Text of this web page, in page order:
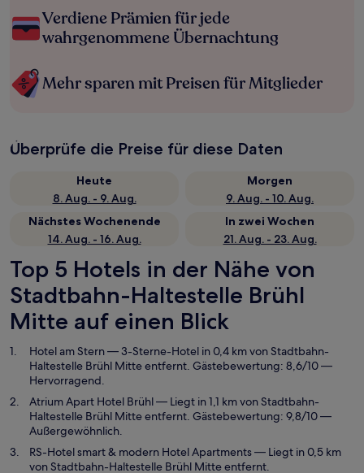
Verdiene Prämien für jede
wahrgenommene Übernachtung
Mehr sparen mit Preisen für Mitglieder
Überprüfe die Preise für diese Daten
Heute
8. Aug. - 9. Aug.
Morgen
9. Aug. - 10. Aug.
Nächstes Wochenende
14. Aug. - 16. Aug.
In zwei Wochen
21. Aug. - 23. Aug.
Top 5 Hotels in der Nähe von
Stadtbahn-Haltestelle Brühl
Mitte auf einen Blick
Hotel am Stern— 3-Sterne-Hotel in 0,4 km von Stadtbahn-
Haltestelle Brühl Mitte entfernt. Gästebewertung: 8,6/10 —
Hervorragend.
Atrium Apart Hotel Brühl— Liegt in 1,1 km von Stadtbahn-
Haltestelle Brühl Mitte entfernt. Gästebewertung: 9,8/10 —
Außergewöhnlich.
RS-Hotel smart & modern Hotel Apartments— Liegt in 0,5 km
von Stadtbahn-Haltestelle Brühl Mitte entfernt.